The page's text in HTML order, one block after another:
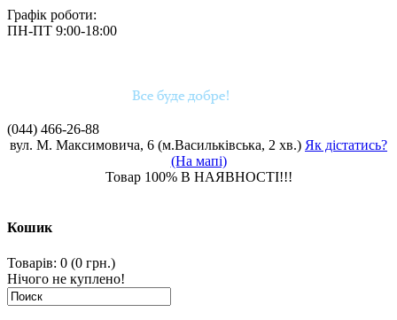
Графік роботи:
ПН-ПТ 9:00-18:00
(044) 466-26-88
вул. М. Максимовича, 6 (м.Васильківська, 2 хв.) Як дістатись?
(На мапі)
Товар 100% В НАЯВНОСТІ!!!
Кошик
Товарів: 0 (0 грн.)
Нічого не куплено!